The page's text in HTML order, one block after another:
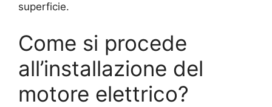
superficie.
Come si procede
all’installazione del
motore elettrico?